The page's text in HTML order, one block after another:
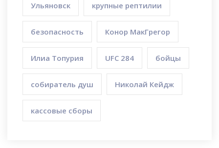
Ульяновск крупные рептилии
безопасность Конор МакГрегор
Илиа Топурия UFC 284 бойцы
собиратель душ Николай Кейдж
кассовые сборы